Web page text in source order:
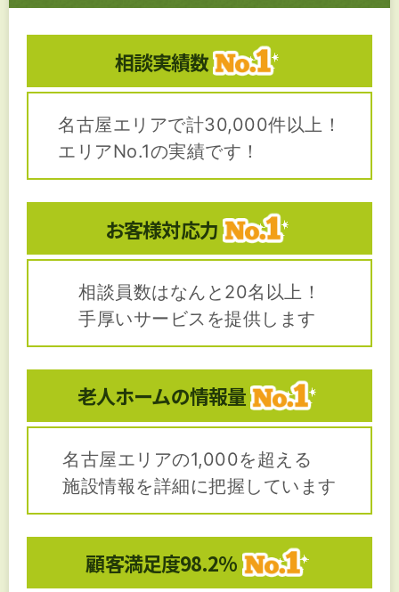
相談実績数
名古屋エリアで計30,000件以上！
エリアNo.1の実績です！
お客様対応力
相談員数はなんと20名以上！
手厚いサービスを提供します
老人ホームの情報量
名古屋エリアの1,000を超える
施設情報を詳細に把握しています
顧客満足度98.2%